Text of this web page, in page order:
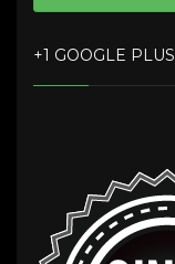
+1 GOOGLE PLUS